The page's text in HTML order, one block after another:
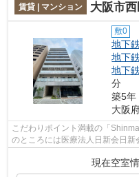
賃貸 | マンション 大阪市西
敷0
地下
地下
地下
分
築5年
大阪
こだわりポイント満載の「
のところには医療法人日新会日
現在空室